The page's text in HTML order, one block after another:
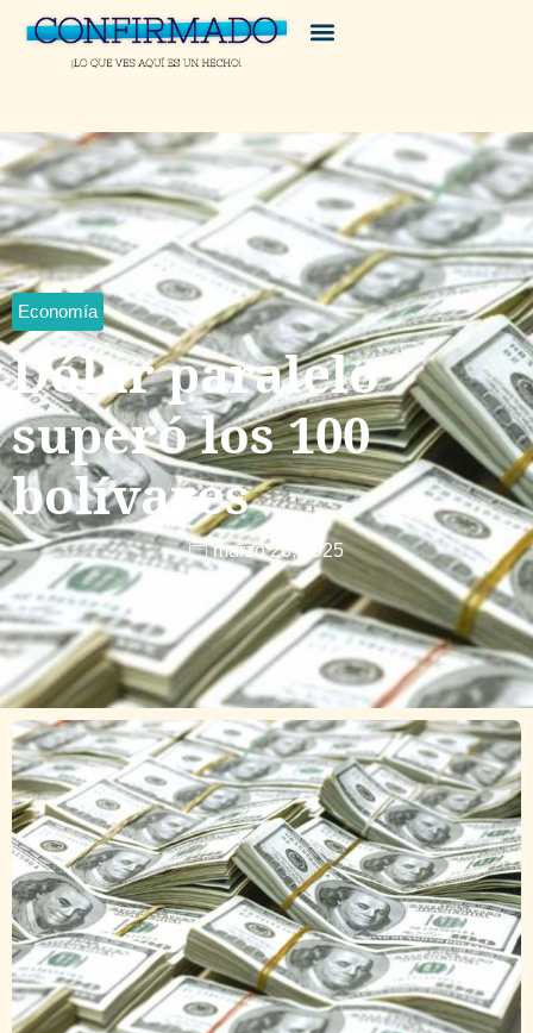
Economía
Dólar paralelo
superó los 100
bolívares
marzo 26, 2025